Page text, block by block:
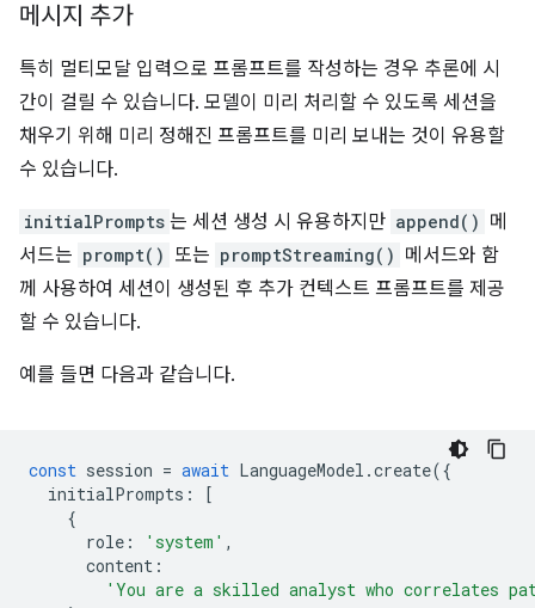
메시지 추가
특히 멀티모달 입력으로 프롬프트를 작성하는 경우 추론에 시
간이 걸릴 수 있습니다. 모델이 미리 처리할 수 있도록 세션을
채우기 위해 미리 정해진 프롬프트를 미리 보내는 것이 유용할
수 있습니다.
initialPrompts 는 세션 생성 시 유용하지만 append() 메
서드는 prompt() 또는 promptStreaming() 메서드와 함
께 사용하여 세션이 생성된 후 추가 컨텍스트 프롬프트를 제공
할 수 있습니다.
예를 들면 다음과 같습니다.
const session = await LanguageModel .create({
initialPrompts :
[
{
role : 'system' ,
content :
'You are a skilled analyst who correlates